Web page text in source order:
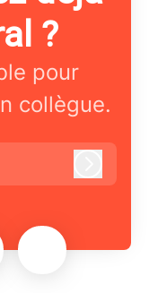
?
pour
collègue.